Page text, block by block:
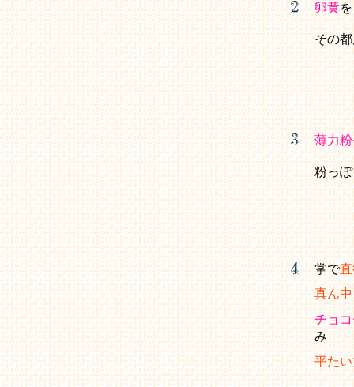
卵黄を
その
薄力粉
粉っ
掌で
真ん
チョ
み
平た